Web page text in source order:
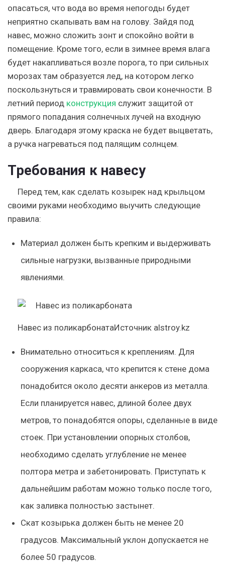
опасаться, что вода во время непогоды будет
неприятно скапывать вам на голову. Зайдя под
навес, можно сложить зонт и спокойно войти в
помещение. Кроме того, если в зимнее время влага
будет накапливаться возле порога, то при сильных
морозах там образуется лед, на котором легко
поскользнуться и травмировать свои конечности. В
летний период конструкция служит защитой от
прямого попадания солнечных лучей на входную
дверь. Благодаря этому краска не будет выцветать,
а ручка нагреваться под палящим солнцем.
Требования к навесу
Перед тем, как сделать козырек над крыльцом
своими руками необходимо выучить следующие
правила:
Материал должен быть крепким и выдерживать
сильные нагрузки, вызванные природными
явлениями.
Навес из поликарбонатаИсточник alstroy.kz
Внимательно относиться к креплениям. Для
сооружения каркаса, что крепится к стене дома
понадобится около десяти анкеров из металла.
Если планируется навес, длиной более двух
метров, то понадобятся опоры, сделанные в виде
стоек. При установлении опорных столбов,
необходимо сделать углубление не менее
полтора метра и забетонировать. Приступать к
дальнейшим работам можно только после того,
как заливка полностью застынет.
Скат козырька должен быть не менее 20
градусов. Максимальный уклон допускается не
более 50 градусов.